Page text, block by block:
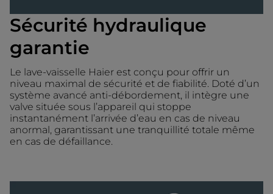
Sécurité hydraulique
garantie
Le lave-vaisselle Haier est conçu pour offrir un
niveau maximal de sécurité et de fiabilité. Doté d’un
système avancé anti-débordement, il intègre une
valve située sous l’appareil qui stoppe
instantanément l’arrivée d’eau en cas de niveau
anormal, garantissant une tranquillité totale même
en cas de défaillance.